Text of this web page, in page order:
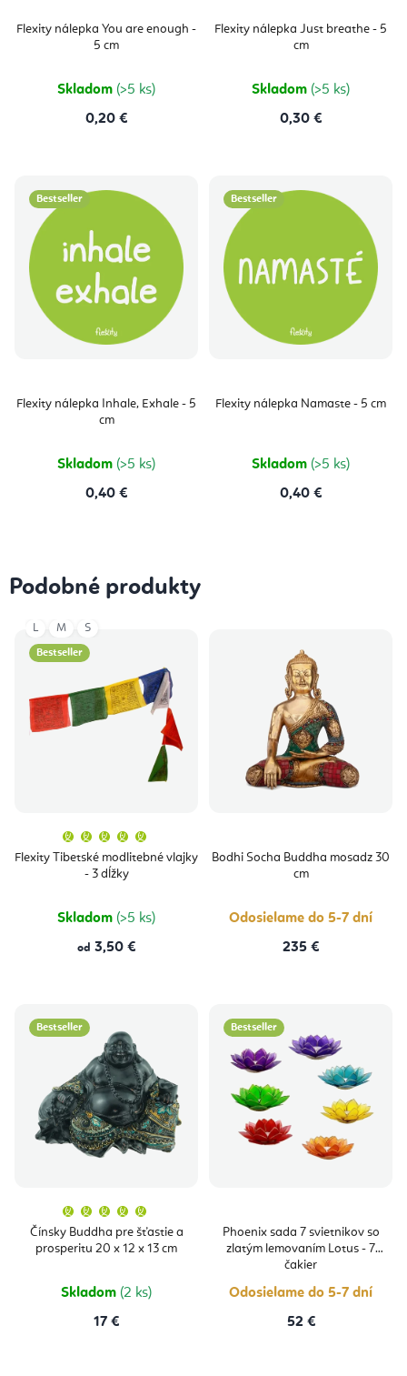
Flexity nálepka You are enough -
5 cm
Skladom (>5 ks)
0,20 €
Flexity nálepka Just breathe - 5
cm
Skladom (>5 ks)
0,30 €
Bestseller
Flexity nálepka Inhale, Exhale - 5
cm
Skladom (>5 ks)
0,40 €
Bestseller
Flexity nálepka Namaste - 5 cm
Skladom (>5 ks)
0,40 €
Podobné produkty
Bestseller
Flexity Tibetské modlitebné vlajky
- 3 dĺžky
produktu
je
hviezdičiek.
Skladom (>5 ks)
od 3,50 €
L M S
Bodhi Socha Buddha mosadz 30
cm
Odosielame do 5-7 dní
235 €
Bestseller
Čínsky Buddha pre šťastie a
prosperitu 20 x 12 x 13 cm
produktu
je
5,0
hviezdičiek.
Skladom (2 ks)
17 €
Bestseller
Phoenix sada 7 svietnikov so
zlatým lemovaním Lotus - 7
čakier
Odosielame do 5-7 dní
52 €